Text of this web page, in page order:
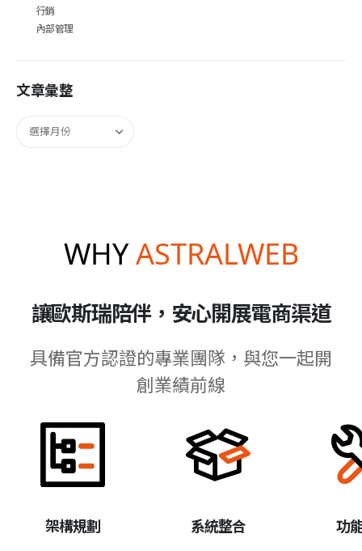
行銷
內部管理
文章彙整
WHYASTRALWEB
讓歐斯瑞陪伴，安心開展電商渠道
具備官方認證的專業團隊，與您一起開
創業績前線
架構規劃 系統整合 功